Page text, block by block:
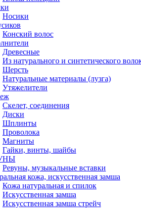
Носики
Конский волос
Древесные
Из натурального и синтетического
Шерсть
Натуральные материалы (лузга)
Утяжелители
Скелет, соединения
Диски
Шплинты
Проволока
Магниты
Гайки, винты, шайбы
Ревуны, музыкальные вставки
кожа, искусственная замша
Кожа натуральная и спилок
Искусственная замша
Искусственная замша стрейч